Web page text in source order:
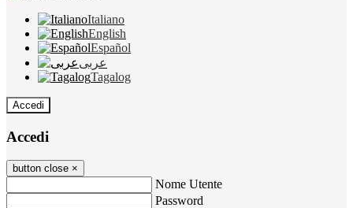
Italiano
English
Español
عربى
Tagalog
Accedi
Accedi
button close ×
Nome Utente
Password